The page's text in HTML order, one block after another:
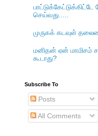
செய்வது.....
முருகக் கடவுள்
மனிதன் ஏன் மாமிசம்
கூடாது?
Subscribe To
Posts
All Comments